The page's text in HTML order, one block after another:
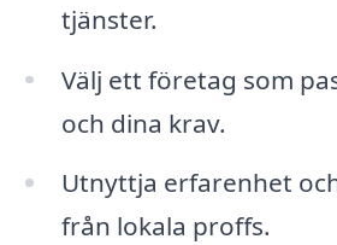
tjänster.
Välj ett företag som
och dina krav.
Utnyttja erfarenhet
från lokala proffs.